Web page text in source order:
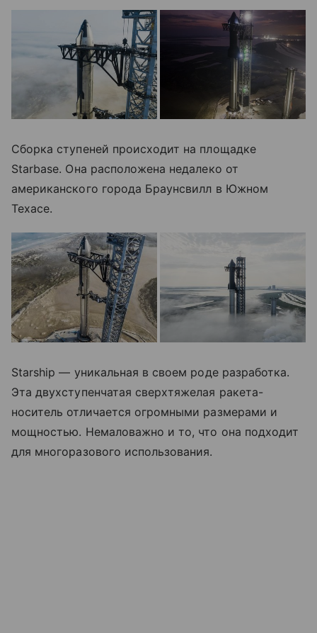
Сборка ступеней происходит на площадке
Starbase. Она расположена недалеко от
американского города Браунсвилл в Южном
Техасе.
Starship — уникальная в своем роде разработка.
Эта двухступенчатая сверхтяжелая ракета-
носитель отличается огромными размерами и
мощностью. Немаловажно и то, что она подходит
для многоразового использования.